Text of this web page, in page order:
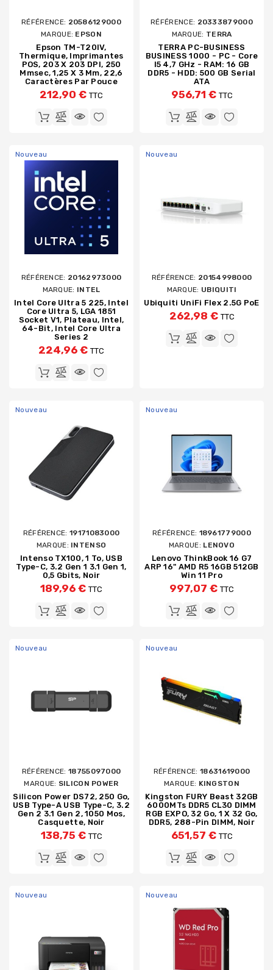
RÉFÉRENCE: 20586129000
MARQUE: EPSON
Epson TM-T20IV,
Thermique, Imprimantes
POS, 203 X 203 DPI, 250
Mmsec, 1,25 X 3 Mm, 22,6
Caractères Par Pouce
212,90 € TTC
RÉFÉRENCE: 20333879000
MARQUE: TERRA
TERRA PC-BUSINESS
BUSINESS 1000 - PC - Core
I5 4,7 GHz - RAM: 16 GB
DDR5 - HDD: 500 GB Serial
ATA
956,71 € TTC
Nouveau
RÉFÉRENCE: 20162973000
MARQUE: INTEL
Intel Core Ultra 5 225, Intel
Core Ultra 5, LGA 1851
Socket V1, Plateau, Intel,
64-Bit, Intel Core Ultra
Series 2
224,96 € TTC
Nouveau
RÉFÉRENCE: 20154998000
MARQUE: UBIQUITI
Ubiquiti UniFi Flex 2.5G PoE
262,98 € TTC
Nouveau
RÉFÉRENCE: 19171083000
MARQUE: INTENSO
Intenso TX100, 1 To, USB
Type-C, 3.2 Gen 1 3.1 Gen 1,
0,5 Gbits, Noir
189,96 € TTC
Nouveau
RÉFÉRENCE: 18961779000
MARQUE: LENOVO
Lenovo ThinkBook 16 G7
ARP 16" AMD R5 16GB 512GB
Win 11 Pro
997,07 € TTC
Nouveau
RÉFÉRENCE: 18755097000
MARQUE: SILICON POWER
Silicon Power DS72, 250 Go,
USB Type-A USB Type-C, 3.2
Gen 2 3.1 Gen 2, 1050 Mos,
Casquette, Noir
138,75 € TTC
Nouveau
RÉFÉRENCE: 18631619000
MARQUE: KINGSTON
Kingston FURY Beast 32GB
6000MTs DDR5 CL30 DIMM
RGB EXPO, 32 Go, 1 X 32 Go,
DDR5, 288-Pin DIMM, Noir
651,57 € TTC
Nouveau Nouveau